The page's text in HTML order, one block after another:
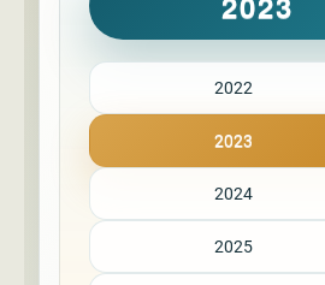
2022
2023
2024
2025